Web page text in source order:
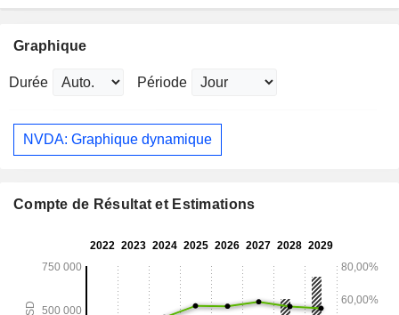
Graphique
Durée Période
NVDA: Graphique dynamique
Compte de Résultat et Estimations